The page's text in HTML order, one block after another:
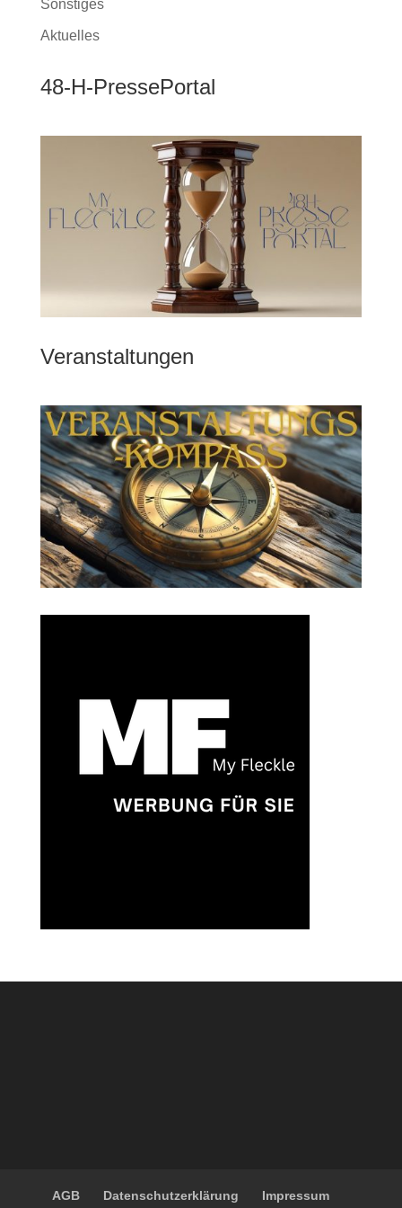
Sonstiges
Aktuelles
48-H-PressePortal
Veranstaltungen
AGB Datenschutzerklärung Impressum